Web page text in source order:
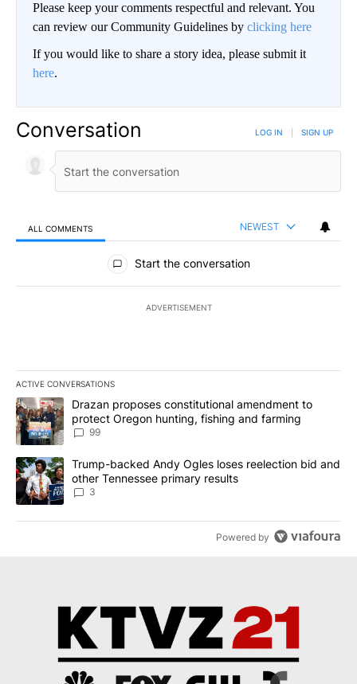
Please keep your comments respectful and relevant. You
can review our Community Guidelines by clicking here
If you would like to share a story idea, please submit it
here.
Conversation LOG IN SIGN UP
ALL COMMENTS NEWEST
All Comments
Start the conversation
ADVERTISEMENT
ACTIVE CONVERSATIONS
The following is a list of the most commented articles in the last
A trending article titled "Drazan proposes constitutional
Drazan proposes constitutional amendment to
protect Oregon hunting, fishing and farming
99
A trending article titled "Trump-backed Andy Ogles loses
Trump-backed Andy Ogles loses reelection bid and
other Tennessee primary results
3
Powered by